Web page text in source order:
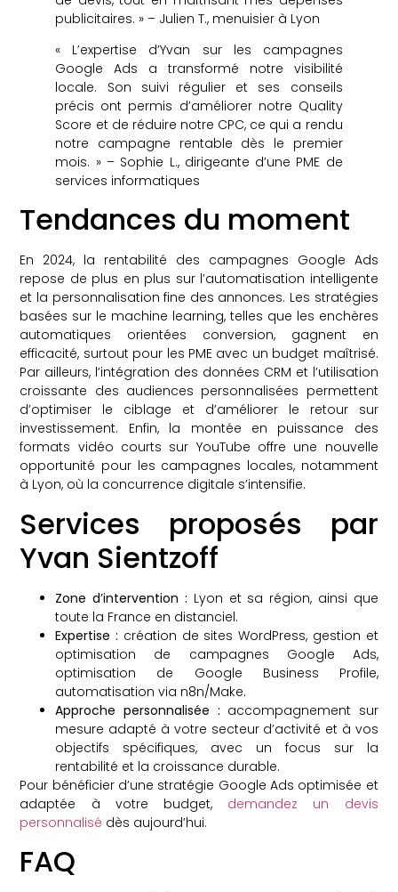
publicitaires. » – Julien T., menuisier à Lyon
« L’expertise d’Yvan sur les campagnes
Google Ads a transformé notre visibilité
locale. Son suivi régulier et ses conseils
précis ont permis d’améliorer notre Quality
Score et de réduire notre CPC, ce qui a rendu
notre campagne rentable dès le premier
mois. » – Sophie L., dirigeante d’une PME de
services informatiques
Tendances du moment
En 2024, la rentabilité des campagnes Google Ads
repose de plus en plus sur l’automatisation intelligente
et la personnalisation fine des annonces. Les stratégies
basées sur le machine learning, telles que les enchères
automatiques orientées conversion, gagnent en
efficacité, surtout pour les PME avec un budget maîtrisé.
Par ailleurs, l’intégration des données CRM et l’utilisation
croissante des audiences personnalisées permettent
d’optimiser le ciblage et d’améliorer le retour sur
investissement. Enfin, la montée en puissance des
formats vidéo courts sur YouTube offre une nouvelle
opportunité pour les campagnes locales, notamment
à Lyon, où la concurrence digitale s’intensifie.
Services proposés par
Yvan Sientzoff
Zone d’intervention : Lyon et sa région, ainsi que
toute la France en distanciel.
Expertise : création de sites WordPress, gestion et
optimisation de campagnes Google Ads,
optimisation de Google Business Profile,
automatisation via n8n/Make.
Approche personnalisée : accompagnement sur
mesure adapté à votre secteur d’activité et à vos
objectifs spécifiques, avec un focus sur la
rentabilité et la croissance durable.
Pour bénéficier d’une stratégie Google Ads optimisée et
adaptée à votre budget, demandez un devis
personnalisé dès aujourd’hui.
FAQ